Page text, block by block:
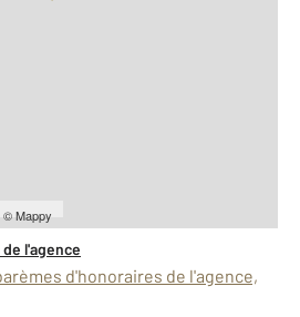
©Mappy
l'agence
d'honoraires de l'agence,